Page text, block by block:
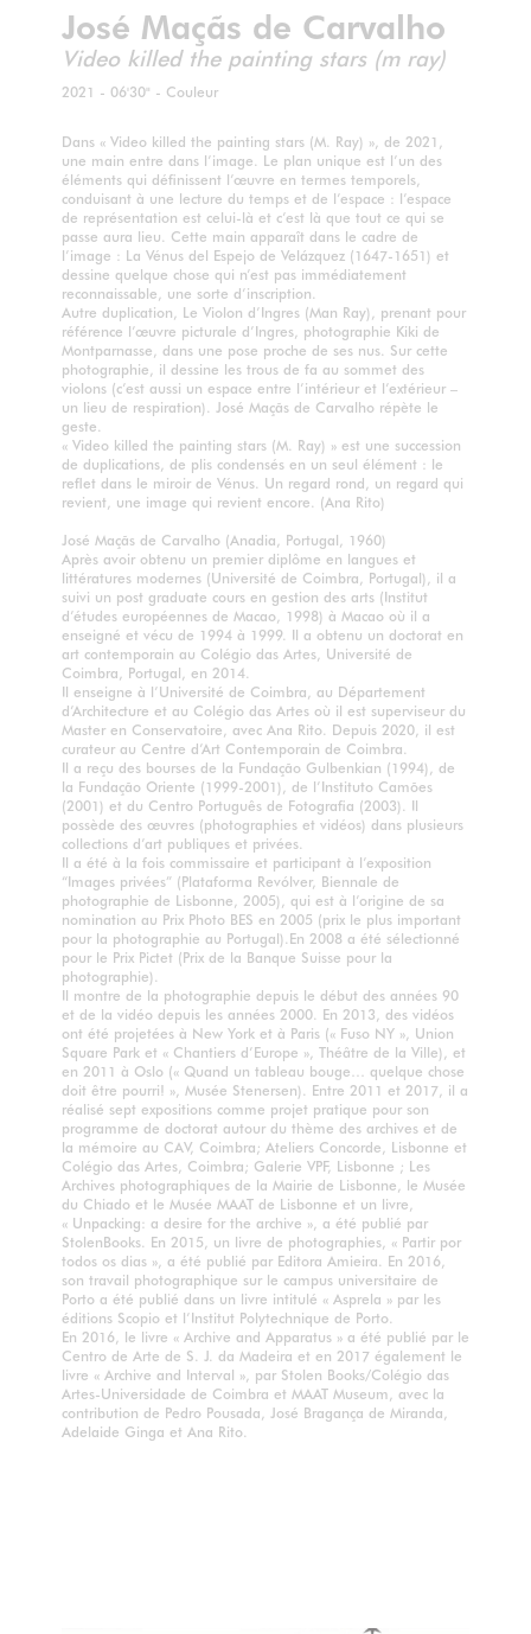
José Maçãs de Carvalho
Video killed the painting stars (m ray)
2021 - 06'30" - Couleur
Dans « Video killed the painting stars (M. Ray) », de 2021,
une main entre dans l’image. Le plan unique est l’un des
éléments qui définissent l’œuvre en termes temporels,
conduisant à une lecture du temps et de l’espace : l’espace
de représentation est celui-là et c’est là que tout ce qui se
passe aura lieu. Cette main apparaît dans le cadre de
l’image : La Vénus del Espejo de Velázquez (1647-1651) et
dessine quelque chose qui n’est pas immédiatement
reconnaissable, une sorte d’inscription.
Autre duplication, Le Violon d’Ingres (Man Ray), prenant pour
référence l’œuvre picturale d’Ingres, photographie Kiki de
Montparnasse, dans une pose proche de ses nus. Sur cette
photographie, il dessine les trous de fa au sommet des
violons (c’est aussi un espace entre l’intérieur et l’extérieur –
un lieu de respiration). José Maçãs de Carvalho répète le
geste.
« Video killed the painting stars (M. Ray) » est une succession
de duplications, de plis condensés en un seul élément : le
reflet dans le miroir de Vénus. Un regard rond, un regard qui
revient, une image qui revient encore. (Ana Rito)
José Maçãs de Carvalho (Anadia, Portugal, 1960)
Après avoir obtenu un premier diplôme en langues et
littératures modernes (Université de Coimbra, Portugal), il a
suivi un post graduate cours en gestion des arts (Institut
d’études européennes de Macao, 1998) à Macao où il a
enseigné et vécu de 1994 à 1999. Il a obtenu un doctorat en
art contemporain au Colégio das Artes, Université de
Coimbra, Portugal, en 2014.
Il enseigne à l’Université de Coimbra, au Département
d’Architecture et au Colégio das Artes où il est superviseur du
Master en Conservatoire, avec Ana Rito. Depuis 2020, il est
curateur au Centre d’Art Contemporain de Coimbra.
Il a reçu des bourses de la Fundação Gulbenkian (1994), de
la Fundação Oriente (1999-2001), de l’Instituto Camões
(2001) et du Centro Português de Fotografia (2003). Il
possède des œuvres (photographies et vidéos) dans plusieurs
collections d’art publiques et privées.
Il a été à la fois commissaire et participant à l’exposition
“Images privées” (Plataforma Revólver, Biennale de
photographie de Lisbonne, 2005), qui est à l’origine de sa
nomination au Prix Photo BES en 2005 (prix le plus important
pour la photographie au Portugal).En 2008 a été sélectionné
pour le Prix Pictet (Prix de la Banque Suisse pour la
photographie).
Il montre de la photographie depuis le début des années 90
et de la vidéo depuis les années 2000. En 2013, des vidéos
ont été projetées à New York et à Paris (« Fuso NY », Union
Square Park et « Chantiers d’Europe », Théâtre de la Ville), et
en 2011 à Oslo (« Quand un tableau bouge… quelque chose
doit être pourri! », Musée Stenersen). Entre 2011 et 2017, il a
réalisé sept expositions comme projet pratique pour son
programme de doctorat autour du thème des archives et de
la mémoire au CAV, Coimbra; Ateliers Concorde, Lisbonne et
Colégio das Artes, Coimbra; Galerie VPF, Lisbonne ; Les
Archives photographiques de la Mairie de Lisbonne, le Musée
du Chiado et le Musée MAAT de Lisbonne et un livre,
« Unpacking: a desire for the archive », a été publié par
StolenBooks. En 2015, un livre de photographies, « Partir por
todos os dias », a été publié par Editora Amieira. En 2016,
son travail photographique sur le campus universitaire de
Porto a été publié dans un livre intitulé « Asprela » par les
éditions Scopio et l’Institut Polytechnique de Porto.
En 2016, le livre « Archive and Apparatus » a été publié par le
Centro de Arte de S. J. da Madeira et en 2017 également le
livre « Archive and Interval », par Stolen Books/Colégio das
Artes-Universidade de Coimbra et MAAT Museum, avec la
contribution de Pedro Pousada, José Bragança de Miranda,
Adelaide Ginga et Ana Rito.